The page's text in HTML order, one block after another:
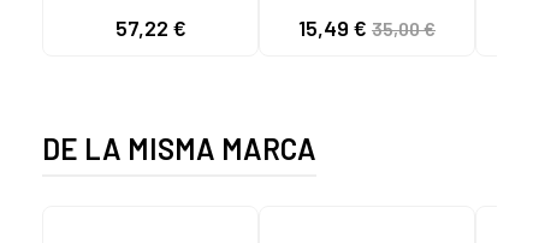
TAUPE C59615 - -
57,22 €
C60056 C60056 -
15,49 € 35,00 €
DE LA MISMA MARCA